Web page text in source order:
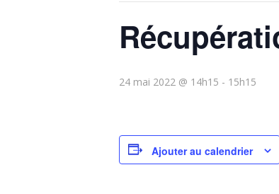
24 mai 2022 @ 14h15 - 15h15
Ajouter au calendrier